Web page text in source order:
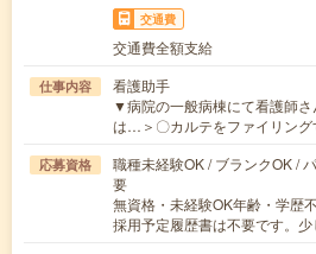
交通費
交通費全額支給
仕事内容
看護助手
▼病院の一般病棟にて看護師
は…＞〇カルテをファイリン
応募資格
職種未経験OK / ブランクOK /
要
無資格・未経験OK年齢・学
採用予定履歴書は不要です。